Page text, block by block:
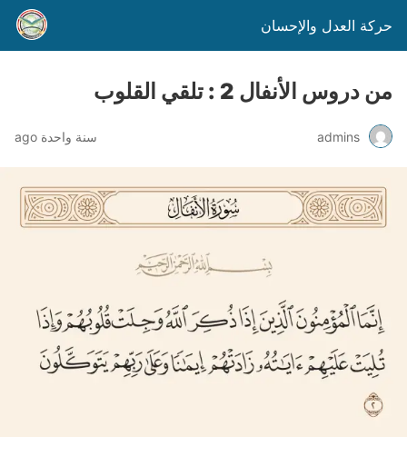
حركة العدل والإحسان
من دروس الأنفال 2 : تلقي القلوب
admins سنة واحدة ago